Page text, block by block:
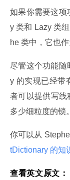
如果你需要这项
y 类和 Lazy 类
he 类中，它也
尽管这个功能随
y 的实现已经带
者可以提供写线
多少细粒度的锁。
你可以从
tDictionary 的知
查看英文原文：